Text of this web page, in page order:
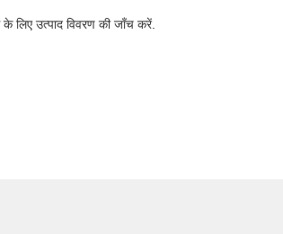
लिए उत्पाद विवरण की जाँच करें.